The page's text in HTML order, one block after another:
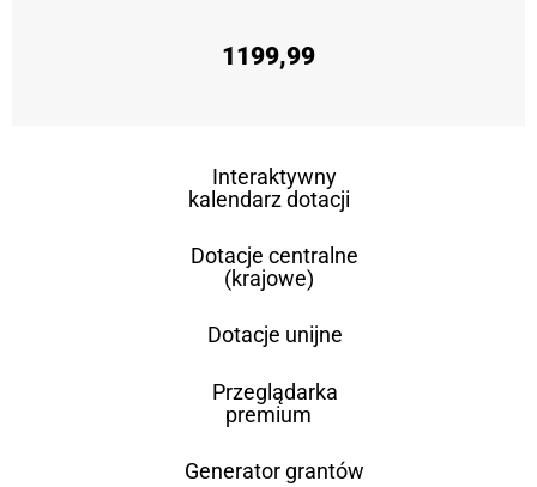
1199,99
Interaktywny
kalendarz dotacji
Dotacje centralne
(krajowe)
Dotacje unijne
Przeglądarka
premium
Generator grantów